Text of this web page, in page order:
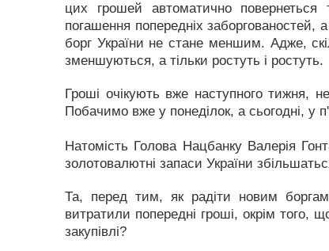
цих грошей автоматично
погашення попередніх заборгованостей,
борг України не стане меншим. Адже,
зменшуються, а тільки ростуть і ростуть.
Гроші очікують вже наступного тижня,
Побачимо вже у понеділок, а сьогодні, у
Натомість Голова Нацбанку Валерія
золотовалютні запаси України
Та, перед тим, як радіти новим
витратили попередні гроші, окрім того,
закупівлі?